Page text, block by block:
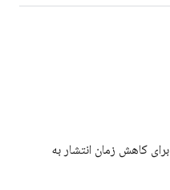
STAGE از Firebase و Flutter برای کاهش زمان انتشار به